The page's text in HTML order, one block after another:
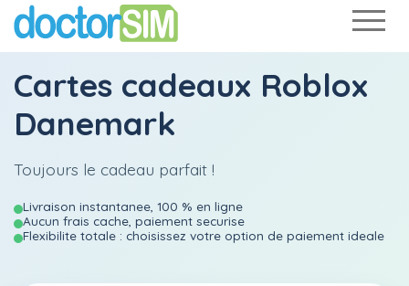
Cartes cadeaux Roblox
Danemark
Toujours le cadeau parfait !
Livraison instantanee, 100 % en ligne
Aucun frais cache, paiement securise
Flexibilite totale : choisissez votre option de paiement ideale